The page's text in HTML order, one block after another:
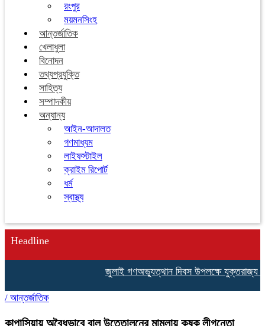
রংপুর
ময়মনসিংহ
আন্তর্জাতিক
খেলাধুলা
বিনোদন
তথ্যপ্রযুক্তি
সাহিত্য
সম্পাদকীয়
অন্যান্য
আইন-আদালত
গণমাধ্যম
লাইফস্টাইল
ক্রাইম রিপোর্ট
ধর্ম
স্বাস্থ্য
Headline
জুলাই গণঅভ্যুত্থান দিবস উপলক্ষে যুক্তরাজ্য
/ আন্তর্জাতিক
কাপাসিয়ায় অবৈধভাবে বালু উত্তোলনের মামলায় কৃষক লীগনেতা